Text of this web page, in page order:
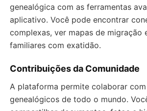
genealógica com as ferramentas
aplicativo. Você pode encontrar
complexas, ver mapas de migração
familiares com exatidão.
Contribuições da Comunidade
A plataforma permite colaborar
genealógicos de todo o mundo.